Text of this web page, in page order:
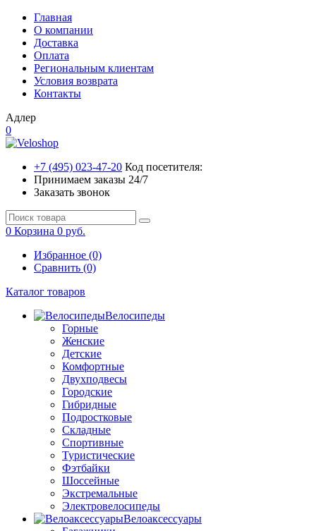
Главная
О компании
Доставка
Оплата
Региональным клиентам
Условия возврата
Контакты
Адлер
0
+7 (495) 023-47-20 Код посетителя:
Принимаем заказы 24/7
Заказать звонок
0 Корзина 0 руб.
Избранное (0)
Сравнить (0)
Каталог товаров
Велосипеды
Горные
Женские
Детские
Комфортные
Двухподвесы
Городские
Гибридные
Подростковые
Складные
Спортивные
Туристические
Фэтбайки
Шоссейные
Экстремальные
Электровелосипеды
Велоаксессуары